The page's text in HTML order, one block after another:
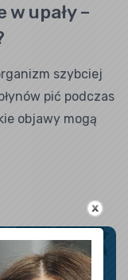
upały –
szybciej
pić podczas
objawy mogą